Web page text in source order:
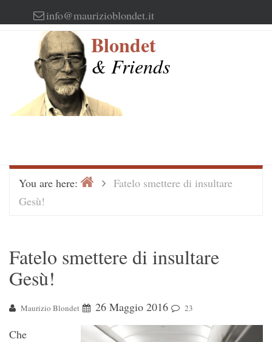
to
info@maurizioblondet.it
Blondet
& Friends
You are here: HomeFatelo smettere di insultare
Gesù!
Fatelo smettere di insultare
Gesù!
Maurizio Blondet 26 Maggio 2016 23
Che